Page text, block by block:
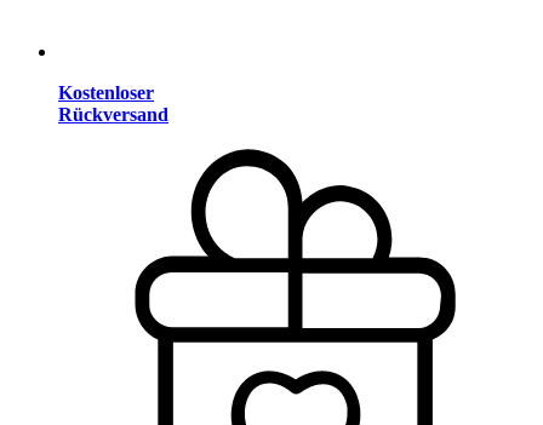
Kostenloser
Rückversand